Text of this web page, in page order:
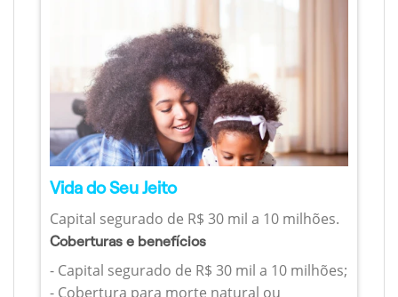
Vida do Seu Jeito
Capital segurado de R$ 30 mil a 10 milhões.
Coberturas e benefícios
- Capital segurado de R$ 30 mil a 10 milhões;
- Cobertura para morte natural ou